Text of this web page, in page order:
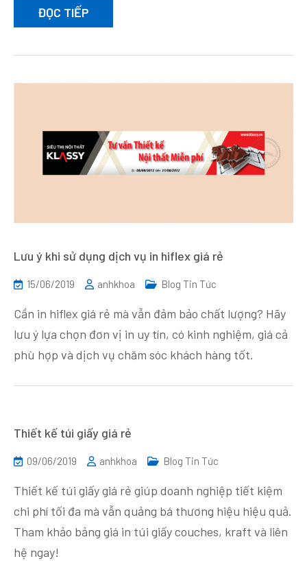
ĐỌC TIẾP
Lưu ý khi sử dụng dịch vụ in hiflex giá rẻ
15/06/2019 anhkhoa Blog Tin Tức
Cần in hiflex giá rẻ mà vẫn đảm bảo chất lượng? Hãy
lưu ý lựa chọn đơn vị in uy tín, có kinh nghiệm, giá cả
phù hợp và dịch vụ chăm sóc khách hàng tốt.
Thiết kế túi giấy giá rẻ
09/06/2019 anhkhoa Blog Tin Tức
Thiết kế túi giấy giá rẻ giúp doanh nghiệp tiết kiệm
chi phí tối đa mà vẫn quảng bá thương hiệu hiệu quả.
Tham khảo bảng giá in túi giấy couches, kraft và liên
hệ ngay!